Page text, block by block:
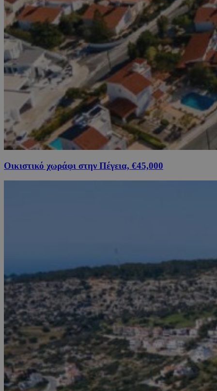
Οικιστικό χωράφι στην Πέγεια, €45,000